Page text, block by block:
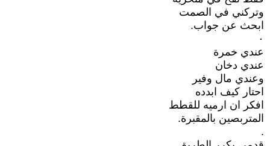
وتركني في الصمت
ابحث عن جواب.
٠
عندي خمرة
عندي دخان
وعندي مال وفير
احتار كيف ابدده
افكر ان ارميه للقطط
المتربصين بالمقبرة.
.